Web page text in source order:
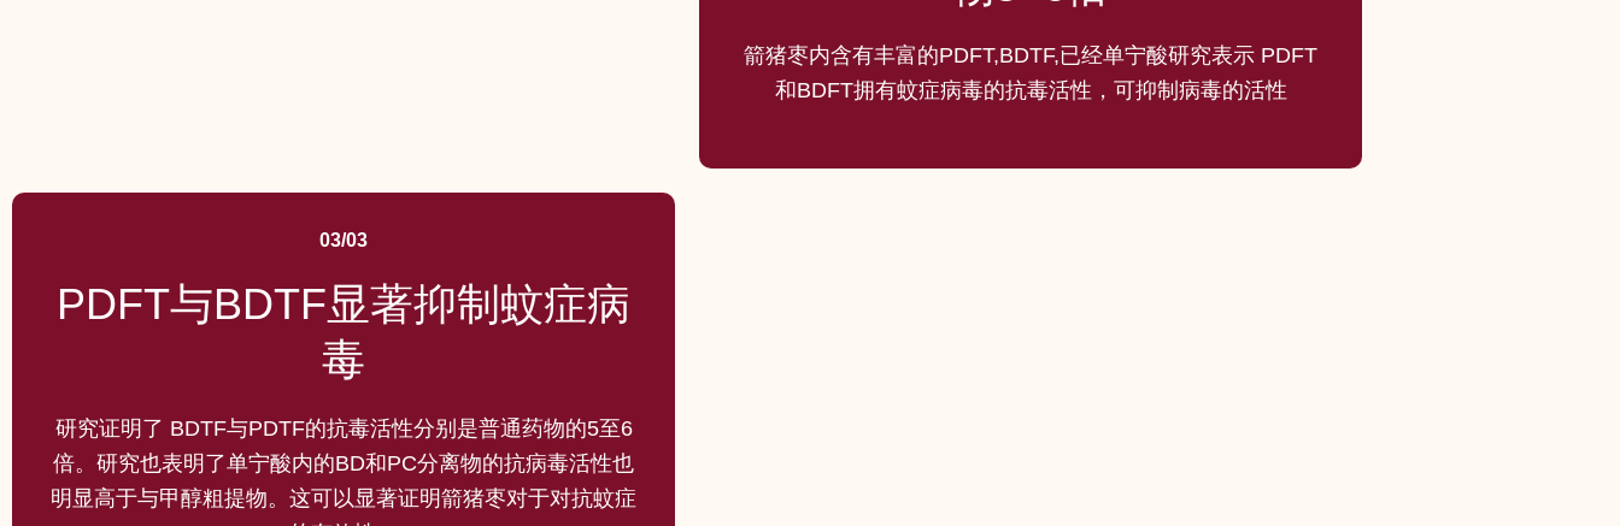
箭猪枣内含有丰富的PDFT,BDTF,已经单宁酸研究表示 PDFT
和BDFT拥有蚊症病毒的抗毒活性，可抑制病毒的活性
03/03
PDFT与BDTF显著抑制蚊症病
毒
研究证明了 BDTF与PDTF的抗毒活性分别是普通药物的5至6
倍。研究也表明了单宁酸内的BD和PC分离物的抗病毒活性也
明显高于与甲醇粗提物。这可以显著证明箭猪枣对于对抗蚊症